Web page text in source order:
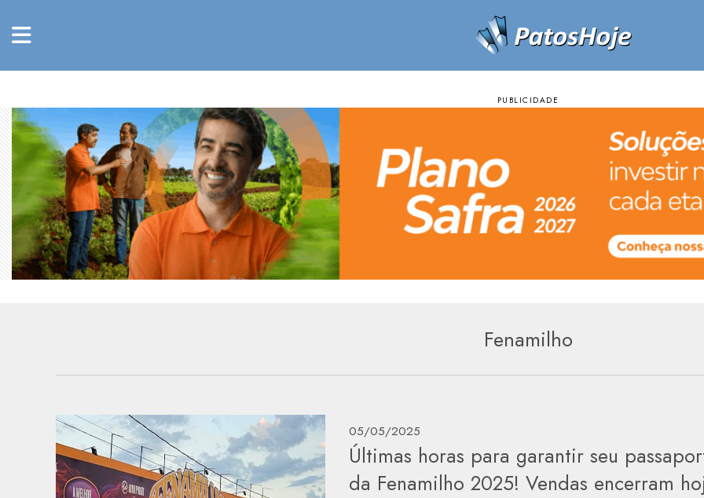
Fenamilho
05/05/2025
Últimas horas para garantir seu
da Fenamilho 2025! Vendas encerram